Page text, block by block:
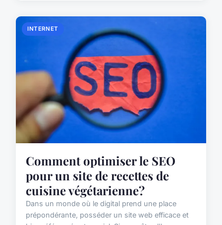
INTERNET
Comment optimiser le SEO
pour un site de recettes de
cuisine végétarienne?
Dans un monde où le digital prend une place
prépondérante, posséder un site web efficace et